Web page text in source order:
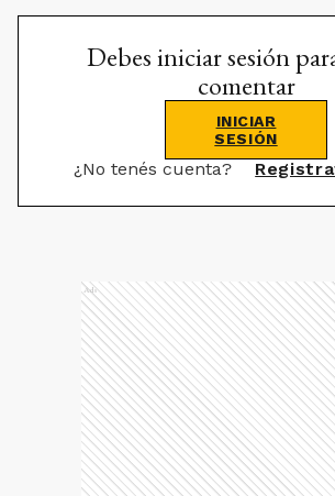
Debes iniciar sesión
comentar
INICIAR
SESIÓN
¿No tenés cuenta?
Ads